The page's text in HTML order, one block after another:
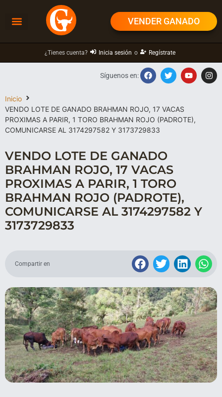
VENDER GANADO
¿Tienes cuenta? Inicia sesión o Regístrate
Inicio
VENDO LOTE DE GANADO BRAHMAN ROJO, 17 VACAS
PROXIMAS A PARIR, 1 TORO BRAHMAN ROJO (PADROTE),
COMUNICARSE AL 3174297582 Y 3173729833
Síguenos en:
VENDO LOTE DE GANADO
BRAHMAN ROJO, 17 VACAS
PROXIMAS A PARIR, 1 TORO
BRAHMAN ROJO (PADROTE),
COMUNICARSE AL 3174297582 Y
3173729833
Compartir en